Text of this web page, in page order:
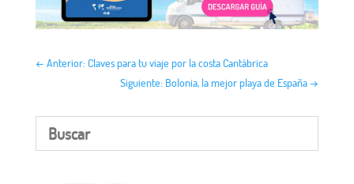
← Anterior: Claves para tu viaje por la costa Cantábrica
Siguiente: Bolonia, la mejor playa de España →